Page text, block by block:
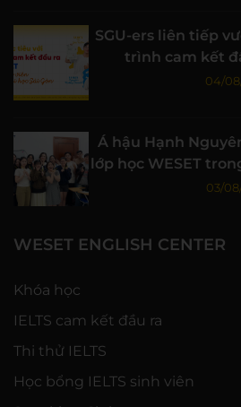
SGU-ers liên tiếp
trình cam kết
04/
Á hậu Hạnh
lớp học WESET
03/
WESET ENGLISH CENTER
Khóa học
IELTS cam kết đầu ra
Thi thử IELTS
Học bổng IELTS sinh viên